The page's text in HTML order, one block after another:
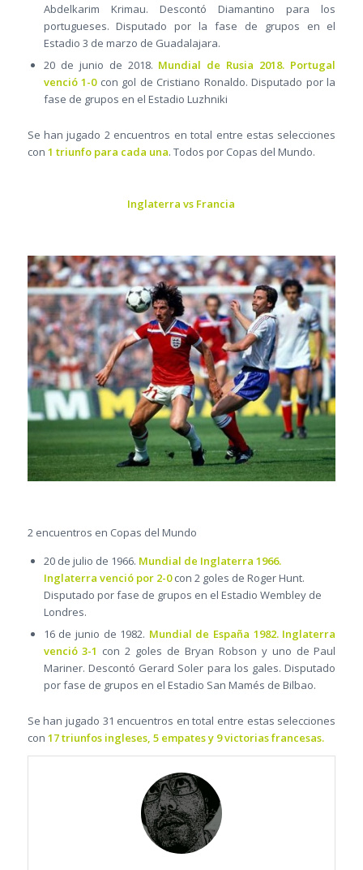
Abdelkarim Krimau. Descontó Diamantino para los
portugueses. Disputado por la fase de grupos en el
Estadio 3 de marzo de Guadalajara.
20 de junio de 2018. Mundial de Rusia 2018. Portugal
venció 1-0con gol de Cristiano Ronaldo. Disputado por la
fase de grupos en el Estadio Luzhniki
Se han jugado 2 encuentros en total entre estas selecciones
con 1 triunfo para cada una. Todos por Copas del Mundo.
Inglaterra vs Francia
2 encuentros en Copas del Mundo
20 de julio de 1966. Mundial de Inglaterra 1966.
Inglaterra venció por 2-0con 2 goles de Roger Hunt.
Disputado por fase de grupos en el Estadio Wembley de
Londres.
16 de junio de 1982. Mundial de España 1982. Inglaterra
venció 3-1 con 2 goles de Bryan Robson y uno de Paul
Mariner. Descontó Gerard Soler para los gales. Disputado
por fase de grupos en el Estadio San Mamés de Bilbao.
Se han jugado 31 encuentros en total entre estas selecciones
con 17 triunfos ingleses, 5 empates y 9 victorias francesas.